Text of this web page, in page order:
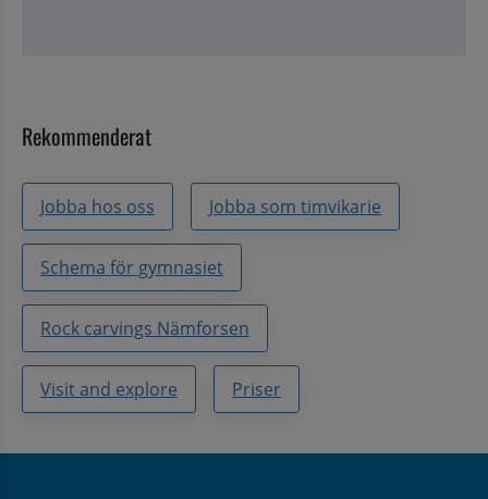
Rekommenderat
Jobba hos oss Jobba som timvikarie
Schema för gymnasiet
Rock carvings Nämforsen
Visit and explore Priser